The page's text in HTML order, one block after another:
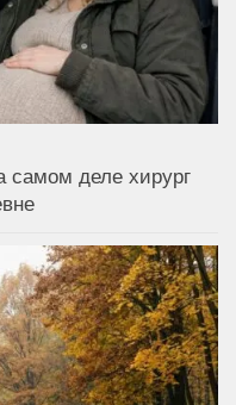
самом деле хирург